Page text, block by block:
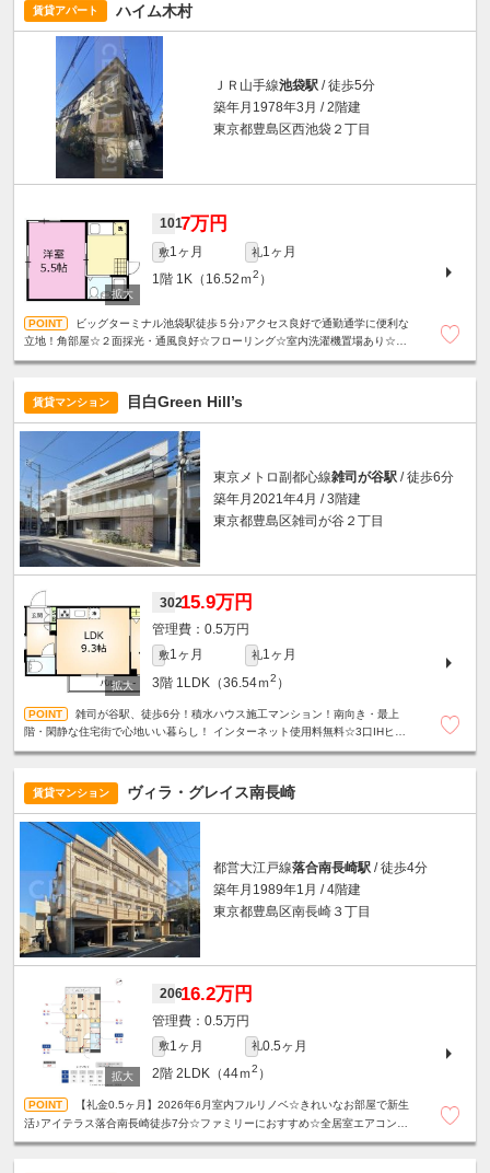
賃貸アパート ハイム木村
ＪＲ山手線池袋駅 / 徒歩5分
築年月1978年3月 / 2階建
東京都豊島区西池袋２丁目
1017万円
敷1ヶ月 礼1ヶ月
1階 1K（16.52ｍ2 ）
ビッグターミナル池袋駅徒歩５分♪アクセス良好で通勤通学に便利な
立地！角部屋☆２面採光・通風良好☆フローリング☆室内洗濯機置場あり☆ユ
賃貸マンション 目白Green Hill’s
東京メトロ副都心線雑司が谷駅 / 徒歩6分
築年月2021年4月 / 3階建
東京都豊島区雑司が谷２丁目
30215.9万円
0.5万円
敷1ヶ月 礼1ヶ月
3階 1LDK（36.54ｍ2 ）
雑司が谷駅、徒歩6分！積水ハウス施工マンション！南向き・最上
階・閑静な住宅街で心地いい暮らし！ インターネット使用料無料☆3口IHヒー
賃貸マンション ヴィラ・グレイス南長崎
都営大江戸線落合南長崎駅 / 徒歩4分
築年月1989年1月 / 4階建
東京都豊島区南長崎３丁目
20616.2万円
0.5万円
敷1ヶ月 礼0.5ヶ月
2階 2LDK（44ｍ2 ）
【礼金0.5ヶ月】2026年6月室内フルリノベ☆きれいなお部屋で新生
活♪アイテラス落合南長崎徒歩7分☆ファミリーにおすすめ☆全居室エアコン付